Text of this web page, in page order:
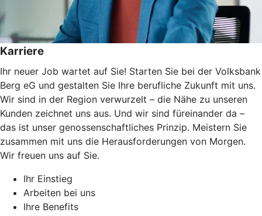
Karriere
Ihr neuer Job wartet auf Sie! Starten Sie bei der Volksbank
Berg eG und gestalten Sie Ihre berufliche Zukunft mit uns.
Wir sind in der Region verwurzelt – die Nähe zu unseren
Kunden zeichnet uns aus. Und wir sind füreinander da –
das ist unser genossenschaftliches Prinzip. Meistern Sie
zusammen mit uns die Herausforderungen von Morgen.
Wir freuen uns auf Sie.
Ihr Einstieg
Arbeiten bei uns
Ihre Benefits